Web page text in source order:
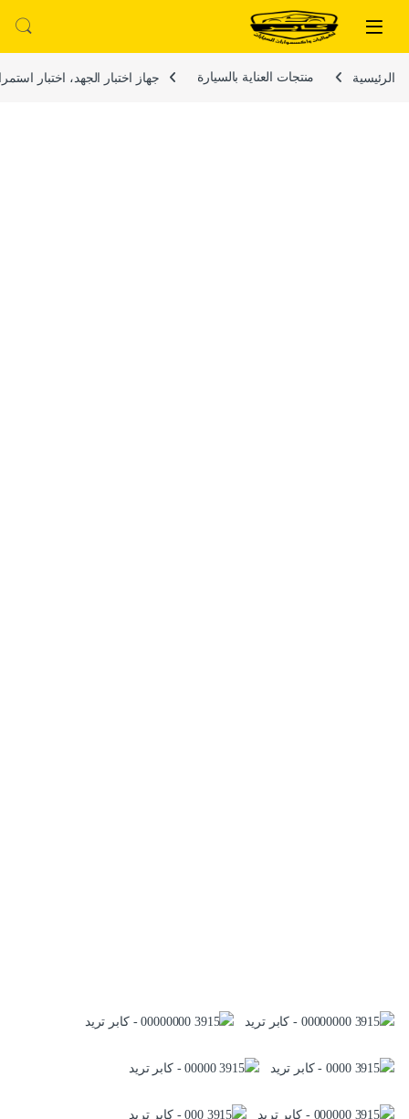
تخطي إلى المحتوى
الرئيسية منتجات العناية بالسيارة جهاز اختبار الجهد، اختبار استمرارية الجهد والتيار، تلقائي 6 فولت 12 فولت 24